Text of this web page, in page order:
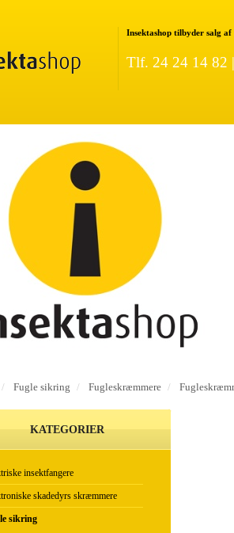
Insektashop tilbyder salg
Tlf. 24 24 14 82 |
Fugle sikring Fugleskræmmere
KATEGORIER
insektfangere
skadedyrs skræmmere
sikring